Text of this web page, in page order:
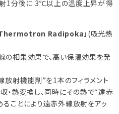
射1分後に 3℃以上の温度上昇が得
Radipoka」 (吸光熱
の相乗効果で、高い保温効果を発
射機能剤”を1本のフィラメント
・熱変換し、同時にその熱で“遠赤
ことにより遠赤外線放射をアッ